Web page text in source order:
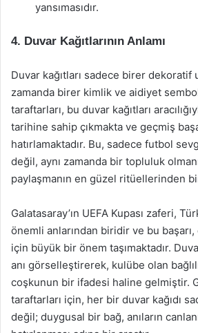
yansımasıdır.
4. Duvar Kağıtlarının Anlamı
Duvar kağıtları sadece birer dekoratif
zamanda birer kimlik ve aidiyet
taraftarları, bu duvar kağıtları
tarihine sahip çıkmakta ve geçmiş
hatırlamaktadır. Bu, sadece futbol
değil, aynı zamanda bir topluluk
paylaşmanın en güzel ritüellerinden
Galatasaray’ın UEFA Kupası zaferi,
önemli anlarından biridir ve bu
için büyük bir önem taşımaktadır.
anı görselleştirerek, kulübe olan
coşkunun bir ifadesi haline gelmiştir.
taraftarları için, her bir duvar kağıdı
değil; duygusal bir bağ, anıların